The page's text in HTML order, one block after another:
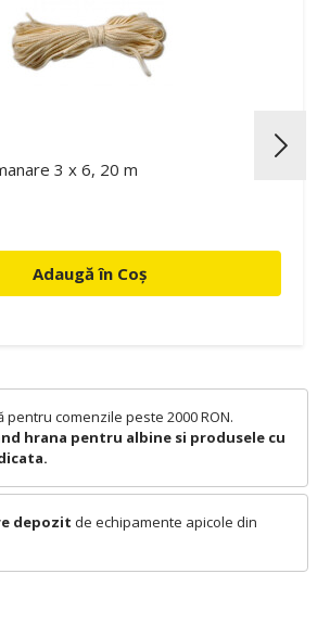
pentru comenzile peste 2000 RON.
hrana pentru albine si produsele cu
depozit de echipamente apicole din
3 x 6, 20 m
Adaugă în Coș